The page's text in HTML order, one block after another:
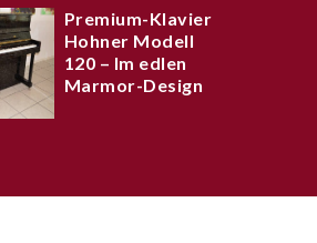
Premium-Klavier
Hohner Modell
120 – Im edlen
Marmor-Design